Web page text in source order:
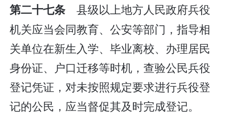
第二十七条县级以上地方人民政府兵役
机关应当会同教育、公安等部门，指导相
关单位在新生入学、毕业离校、办理居民
身份证、户口迁移等时机，查验公民兵役
登记凭证，对未按照规定要求进行兵役登
记的公民，应当督促其及时完成登记。